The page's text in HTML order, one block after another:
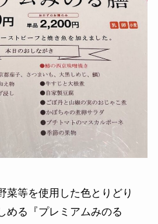
菜等を使用した色とりどり
める『プレミアムみのる